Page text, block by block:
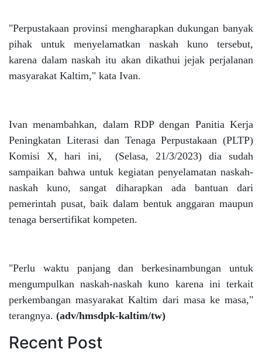
"Perpustakaan provinsi mengharapkan dukungan banyak
pihak untuk menyelamatkan naskah kuno tersebut,
karena dalam naskah itu akan dikathui jejak perjalanan
masyarakat Kaltim," kata Ivan.
Ivan menambahkan, dalam RDP dengan Panitia Kerja
Peningkatan Literasi dan Tenaga Perpustakaan (PLTP)
Komisi X, hari ini, (Selasa, 21/3/2023) dia sudah
sampaikan bahwa untuk kegiatan penyelamatan naskah-
naskah kuno, sangat diharapkan ada bantuan dari
pemerintah pusat, baik dalam bentuk anggaran maupun
tenaga bersertifikat kompeten.
"Perlu waktu panjang dan berkesinambungan untuk
mengumpulkan naskah-naskah kuno karena ini terkait
perkembangan masyarakat Kaltim dari masa ke masa,"
terangnya. (adv/hmsdpk-kaltim/tw)
Recent Post